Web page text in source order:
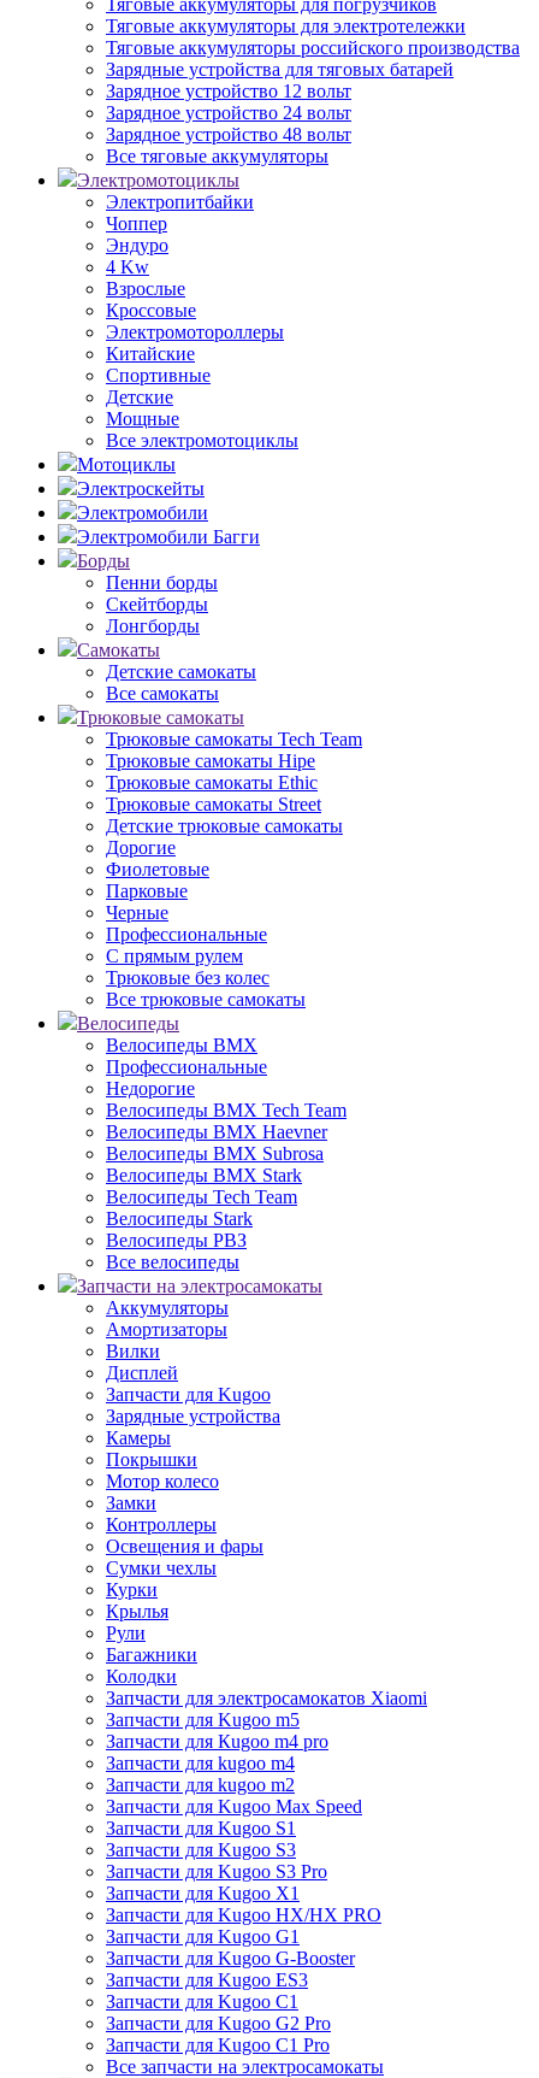
Тяговые аккумуляторы для погрузчиков
Тяговые аккумуляторы для электротележки
Тяговые аккумуляторы российского производства
Зарядные устройства для тяговых батарей
Зарядное устройство 12 вольт
Зарядное устройство 24 вольт
Зарядное устройство 48 вольт
Все тяговые аккумуляторы
Электромотоциклы
Электропитбайки
Чоппер
Эндуро
4 Kw
Взрослые
Кроссовые
Электромотороллеры
Китайские
Спортивные
Детские
Мощные
Все электромотоциклы
Мотоциклы
Электроскейты
Электромобили
Электромобили Багги
Борды
Пенни борды
Скейтборды
Лонгборды
Самокаты
Детские самокаты
Все самокаты
Трюковые самокаты
Трюковые самокаты Tech Team
Трюковые самокаты Hipe
Трюковые самокаты Ethic
Трюковые самокаты Street
Детские трюковые самокаты
Дорогие
Фиолетовые
Парковые
Черные
Профессиональные
С прямым рулем
Трюковые без колес
Все трюковые самокаты
Велосипеды
Велосипеды BMX
Профессиональные
Недорогие
Велосипеды BMX Tech Team
Велосипеды BMX Haevner
Велосипеды BMX Subrosa
Велосипеды BMX Stark
Велосипеды Tech Team
Велосипеды Stark
Велосипеды РВЗ
Все велосипеды
Запчасти на электросамокаты
Аккумуляторы
Амортизаторы
Вилки
Дисплей
Запчасти для Kugoo
Зарядные устройства
Камеры
Покрышки
Мотор колесо
Замки
Контроллеры
Освещения и фары
Сумки чехлы
Курки
Крылья
Рули
Багажники
Колодки
Запчасти для электросамокатов Xiaomi
Запчасти для Kugoo m5
Запчасти для Кugoo m4 pro
Запчасти для kugoo m4
Запчасти для kugoo m2
Запчасти для Kugoo Max Speed
Запчасти для Kugoo S1
Запчасти для Kugoo S3
Запчасти для Kugoo S3 Pro
Запчасти для Kugoo X1
Запчасти для Kugoo HX/HX PRO
Запчасти для Kugoo G1
Запчасти для Kugoo G-Booster
Запчасти для Kugoo ES3
Запчасти для Kugoo C1
Запчасти для Kugoo G2 Pro
Запчасти для Kugoo C1 Pro
Все запчасти на электросамокаты